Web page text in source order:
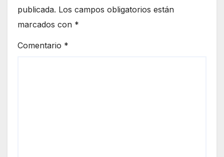
publicada. Los campos obligatorios están
marcados con *
Comentario *